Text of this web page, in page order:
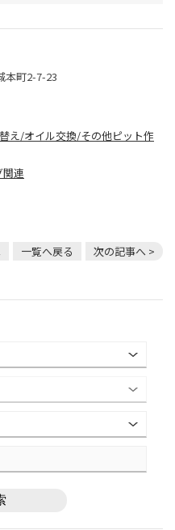
本町2-7-23
え/オイル交換/その他ピット作
関連
一覧へ戻る 次の記事へ >